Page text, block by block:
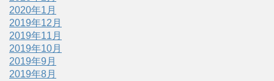
2020年1月
2019年12月
2019年11月
2019年10月
2019年9月
2019年8月